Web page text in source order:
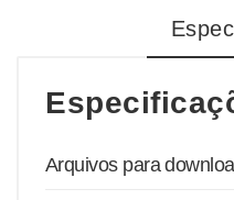
Arquivos para